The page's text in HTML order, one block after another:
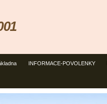
INFORMACE-POVOLENKY